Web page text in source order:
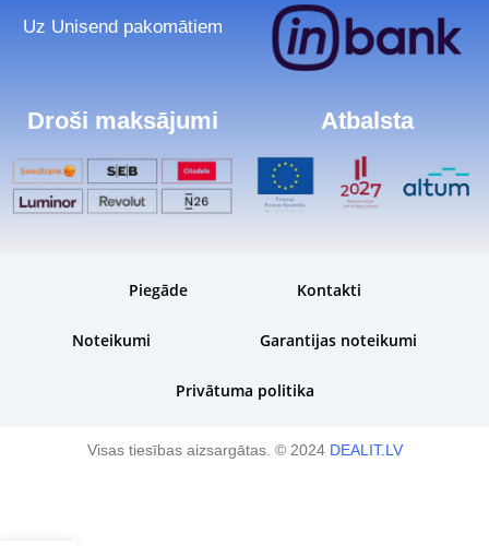
Uz Unisend pakomātiem
Droši maksājumi Atbalsta
Piegāde Kontakti
Noteikumi Garantijas noteikumi
Privātuma politika
Visas tiesības aizsargātas. © 2024 DEALIT.LV